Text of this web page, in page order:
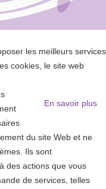
les meilleurs services
cookies, le site web
En savoir plus
du site Web et ne
Ils sont
des actions que vous
de services, telles